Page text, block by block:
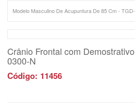
Modelo Masculino De Acupuntura De 85 Cm -
Crânio Frontal com
0300-N
Código: 11456